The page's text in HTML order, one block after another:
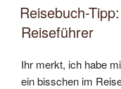
AM
Reisebuch-
Reiseführer
Ihr merkt, ich habe
ein bisschen im